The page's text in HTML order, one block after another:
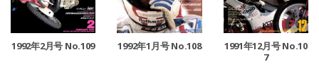
1992年2月号 No.109 1992年1月号 No.108
1991年12月号 No.10
7